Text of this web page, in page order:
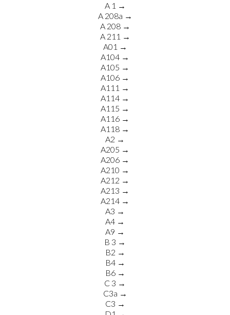
A 1 →
A 208a →
A 208 →
A 211 →
A01 →
A104 →
A105 →
A106 →
A111 →
A114 →
A115 →
A116 →
A118 →
A2 →
A205 →
A206 →
A210 →
A212 →
A213 →
A214 →
A3 →
A4 →
A9 →
B 3 →
B2 →
B4 →
B6 →
C 3 →
C3a →
C3 →